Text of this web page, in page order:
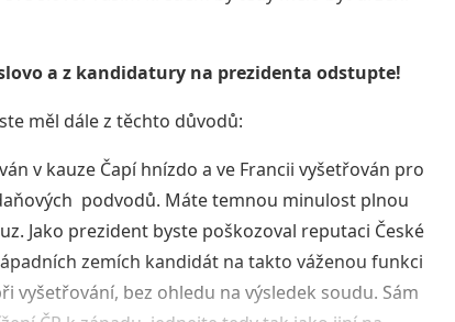
a z kandidatury na prezidenta odstupte!
měl dále z těchto důvodů:
v kauze Čapí hnízdo a ve Francii vyšetřován pro
podvodů. Máte temnou minulost plnou
Jako prezident byste poškozoval reputaci České
zemích kandidát na takto váženou funkci
vyšetřování, bez ohledu na výsledek soudu. Sám